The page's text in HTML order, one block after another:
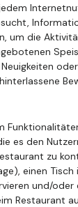
um die
es den
zu
einen Tisch
und/oder
Restaurant